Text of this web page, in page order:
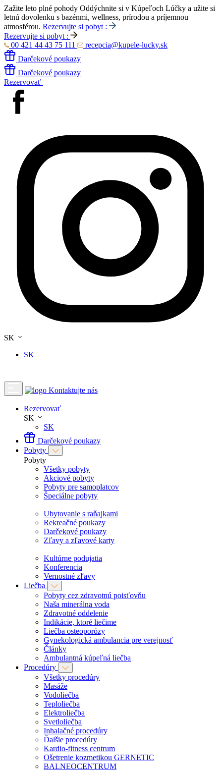
Zažite leto plné pohody Oddýchnite si v Kúpeľoch Lúčky a užite si
letnú dovolenku s bazénmi, wellness, prírodou a príjemnou
atmosférou. Rezervujte si pobyt :
Rezervujte si pobyt :
00 421 44 43 75 111
recepcia@kupele-lucky.sk
Darčekové poukazy
Darčekové poukazy
Rezervovať
SK
SK
Kontaktujte nás
Rezervovať
SK
SK
Darčekové poukazy
Pobyty
Pobyty
Všetky pobyty
Akciové pobyty
Pobyty pre samoplatcov
Špeciálne pobyty
Ubytovanie s raňajkami
Rekreačné poukazy
Darčekové poukazy
Zľavy a zľavové karty
Kultúrne podujatia
Konferencia
Vernostné zľavy
Liečba
Pobyty cez zdravotnú poisťovňu
Naša minerálna voda
Zdravotné oddelenie
Indikácie, ktoré liečime
Liečba osteoporózy
Gynekologická ambulancia pre verejnosť
Články
Ambulantná kúpeľná liečba
Procedúry
Všetky procedúry
Masáže
Vodoliečba
Teploliečba
Elektroliečba
Svetloliečba
Inhalačné procedúry
Ďalšie procedúry
Kardio-fitness centrum
Ošetrenie kozmetikou GERNETIC
BALNEOCENTRUM